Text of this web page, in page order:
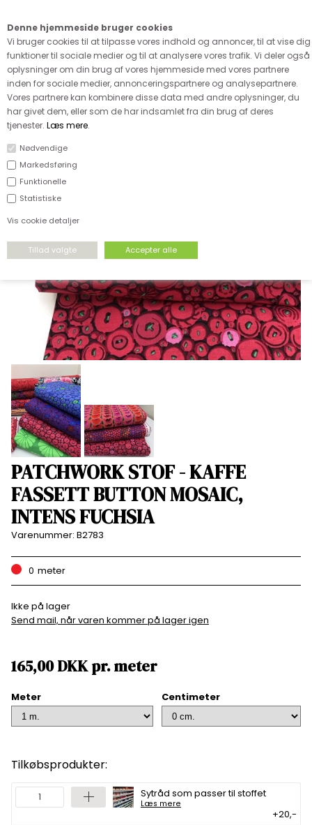
Denne hjemmeside bruger cookies
Vi bruger cookies til at tilpasse vores indhold og annoncer, til at vise dig
funktioner til sociale medier og til at analysere vores trafik. Vi deler også
oplysninger om din brug af vores hjemmeside med vores partnere
inden for sociale medier, annonceringspartnere og analysepartnere.
Vores partnere kan kombinere disse data med andre oplysninger, du
har givet dem, eller som de har indsamlet fra din brug af deres
tjenester. Læs mere.
Nødvendige
Markedsføring
Funktionelle
Statistiske
Vis cookie detaljer
FORSIDE›VÆVET STOF
PATCHWORK STOF - KAFFE
FASSETT BUTTON MOSAIC,
INTENS FUCHSIA
Varenummer: B2783
0 meter
Ikke på lager
Send mail, når varen kommer på lager igen
165,00DKKpr.meter
Meter Centimeter
Tilkøbsprodukter:
Sytråd som passer til stoffet
Læs mere
+20,-